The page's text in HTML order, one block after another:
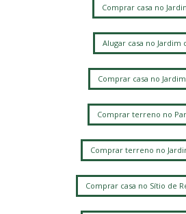
Comprar casa no
Alugar casa no Jardim
Comprar casa no
Comprar terreno no
Comprar terreno no
Comprar casa no Sítio de